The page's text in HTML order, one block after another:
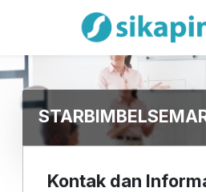
Kontak dan